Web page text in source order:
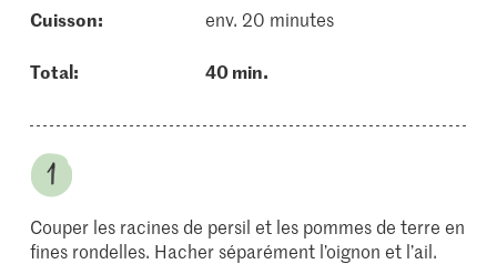
cuisson:
env. 20 minutes
Total: 40 min.
Couper les racines de persil et les pommes de terre en
fines rondelles. Hacher séparément l’oignon et l’ail.